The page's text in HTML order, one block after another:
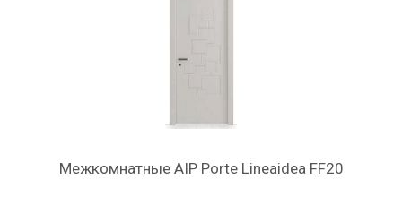
Межкомнатные AIP Porte Lineaidea FF20